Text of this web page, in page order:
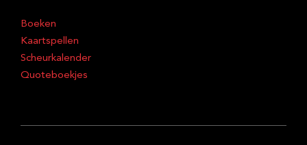
Boeken
Kaartspellen
Scheurkalender
Quoteboekjes